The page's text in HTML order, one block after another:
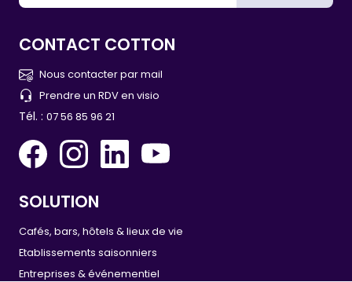
CONTACT COTTON
Nous contacter par mail
Prendre un RDV en visio
Tél. : 07 56 85 96 21
SOLUTION
Cafés, bars, hôtels & lieux de vie
Etablissements saisonniers
Entreprises & événementiel